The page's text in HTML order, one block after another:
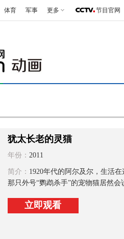
体育 军事 更多 节目官网
犹太长老的灵猫
年份： 2011
简介： 1920年代的阿尔及尔，生活
那只外号“鹦鹉杀手”的宠物猫居然
立即观看